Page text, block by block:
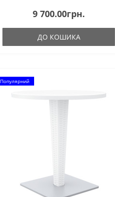
9 700.00грн.
ДО КОШИКА
Популярний